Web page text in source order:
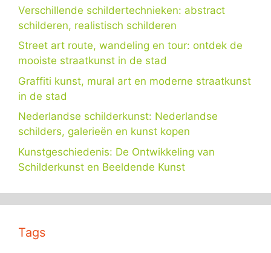
Verschillende schildertechnieken: abstract
schilderen, realistisch schilderen
Street art route, wandeling en tour: ontdek de
mooiste straatkunst in de stad
Graffiti kunst, mural art en moderne straatkunst
in de stad
Nederlandse schilderkunst: Nederlandse
schilders, galerieën en kunst kopen
Kunstgeschiedenis: De Ontwikkeling van
Schilderkunst en Beeldende Kunst
Tags